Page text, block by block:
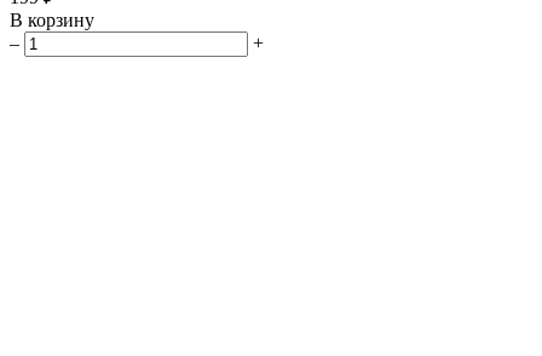
В корзину
–
+